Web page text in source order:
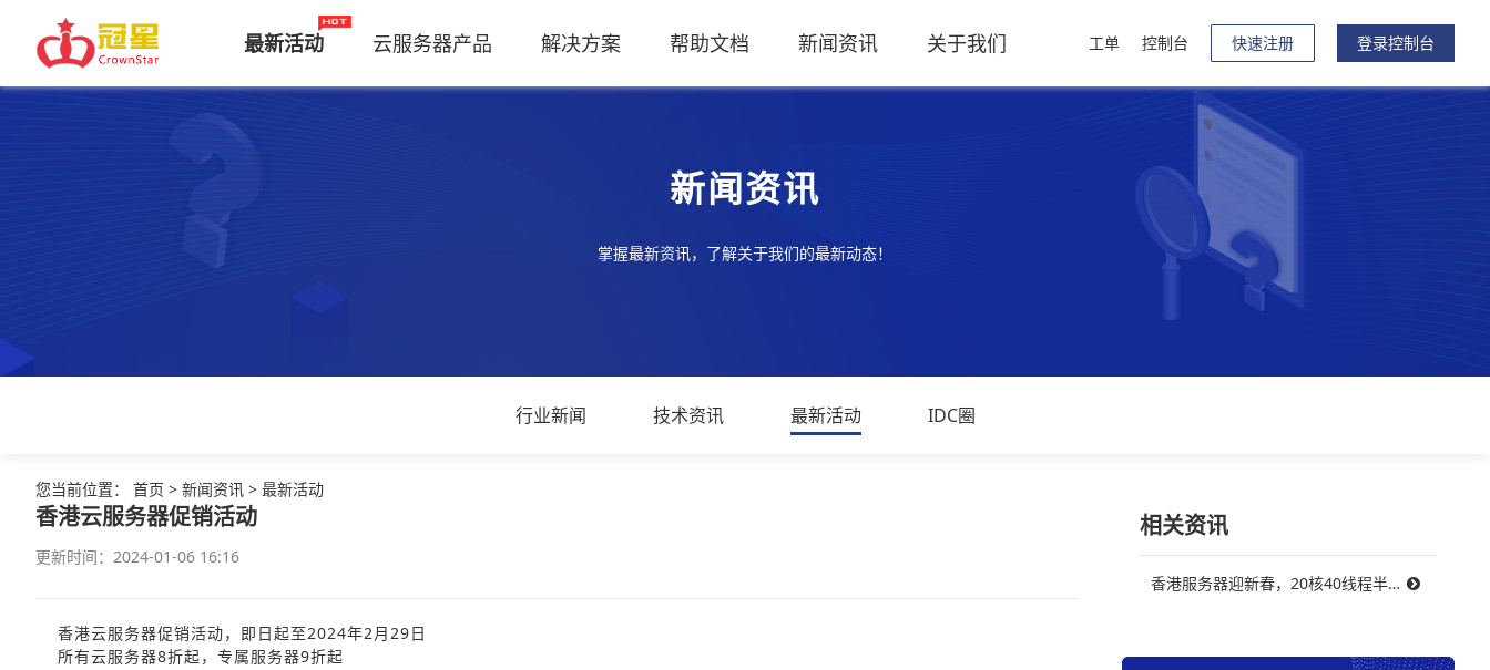
最新活动 云服务器产品 解决方案 帮助文档 新闻资讯 关于我们 工单 控制台 快速注册 登录控制台
新闻资讯
掌握最新资讯，了解关于我们的最新动态！
行业新闻 技术资讯 最新活动 IDC圈
您当前位置： 首页 > 新闻资讯 > 最新活动
香港云服务器促销活动
更新时间：2024-01-06 16:16
香港云服务器促销活动，即日起至2024年2月29日
所有云服务器8折起，专属服务器9折起
相关资讯
香港服务器迎新春，20核40线程半价优惠500元起